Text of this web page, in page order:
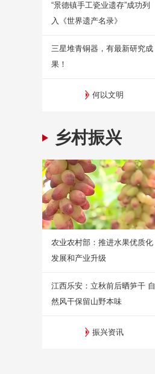
“景德镇手工瓷业遗存”成功列
入《世界遗产名录》
三星堆青铜器，有最新研究成
果！
何以文明
乡村振兴
农业农村部：推进水果优质化
发展和产业升级
江西乐安：立秋前后晒笋干 自
然风干保留山野本味
振兴资讯